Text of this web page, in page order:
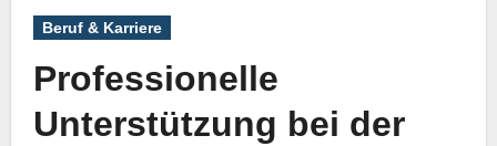
Beruf & Karriere
Professionelle
Unterstützung bei der